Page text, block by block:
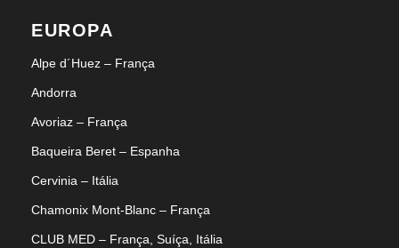
EUROPA
Alpe d´Huez – França
Andorra
Avoriaz – França
Baqueira Beret – Espanha
Cervinia – Itália
Chamonix Mont-Blanc – França
CLUB MED – França, Suíça, Itália